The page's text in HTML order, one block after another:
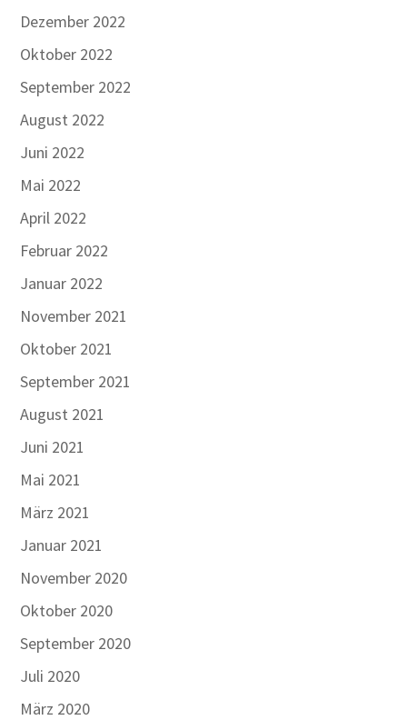
Dezember 2022
Oktober 2022
September 2022
August 2022
Juni 2022
Mai 2022
April 2022
Februar 2022
Januar 2022
November 2021
Oktober 2021
September 2021
August 2021
Juni 2021
Mai 2021
März 2021
Januar 2021
November 2020
Oktober 2020
September 2020
Juli 2020
März 2020